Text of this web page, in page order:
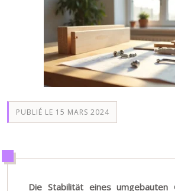
PUBLIÉ LE 15 MARS 2024
Die Stabilität eines